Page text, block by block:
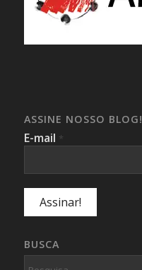
ASSINE NOSSO BLOG!
E-mail *
BUSCA